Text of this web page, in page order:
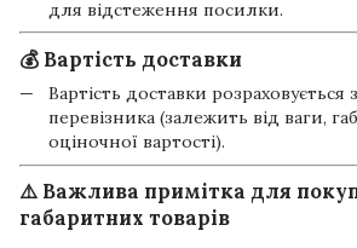
для відстеження посилки.
💰 Вартість доставки
Вартість доставки
перевізника (залежить від ваги,
оціночної вартості).
⚠️ Важлива примітка для
габаритних товарів